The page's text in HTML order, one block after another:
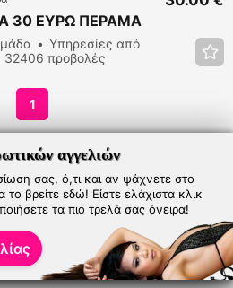
30 ΕΥΡΩ ΠΕΡΑΜΑ
Υπηρεσίες από
32406 προβολές
1
αγγελιών
σας, ό,τι και αν ψάχνετε στο
βρείτε εδώ! Είστε ελάχιστα κλικ
τα πιο τρελά σας όνειρα!